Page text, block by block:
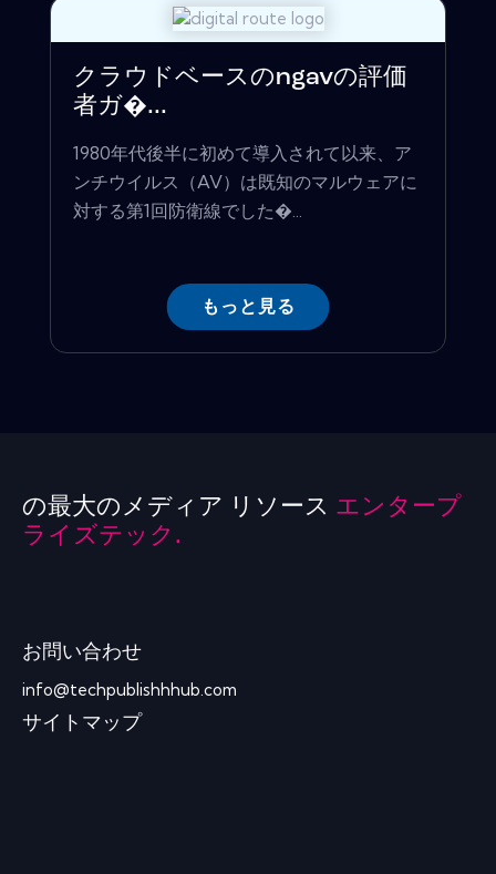
クラウドベースのngavの評価
者ガ�...
1980年代後半に初めて導入されて以来、ア
ンチウイルス（AV）は既知のマルウェアに
対する第1回防衛線でした�...
もっと見る
の最大のメディア リソース エンタープ
ライズテック.
お問い合わせ
info@techpublishhhub.com
サイトマップ